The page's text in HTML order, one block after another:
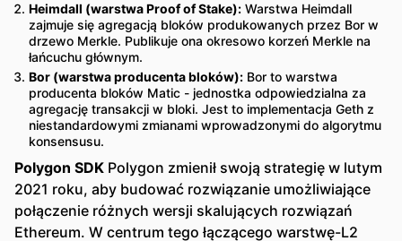
Heimdall (warstwa Proof of Stake): Warstwa Heimdall
zajmuje się agregacją bloków produkowanych przez Bor w
drzewo Merkle. Publikuje ona okresowo korzeń Merkle na
łańcuchu głównym.
Bor (warstwa producenta bloków): Bor to warstwa
producenta bloków Matic - jednostka odpowiedzialna za
agregację transakcji w bloki. Jest to implementacja Geth z
niestandardowymi zmianami wprowadzonymi do algorytmu
konsensusu.
Polygon SDK Polygon zmienił swoją strategię w lutym
2021 roku, aby budować rozwiązanie umożliwiające
połączenie różnych wersji skalujących rozwiązań
Ethereum. W centrum tego łączącego warstwę-L2